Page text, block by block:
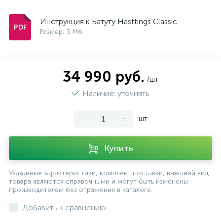
Инструкция к Батуту Hasttings Classic
Размер: 3 Мб
34 990 руб. /шт
Наличие: уточнять
- + шт
Купить
Указанные характеристики, комплект поставки, внешний вид
товара являются справочными и могут быть изменены
производителем без отражения в каталоге.
Добавить к сравнению